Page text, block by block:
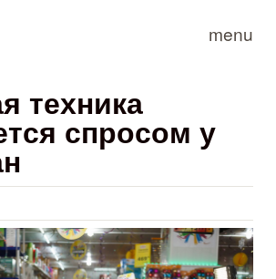
menu
техника
спросом у